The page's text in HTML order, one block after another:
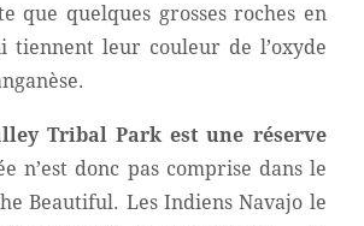
que quelques grosses roches en
tiennent leur couleur de l’oxyde
Tribal Park est une réserve
n’est donc pas comprise dans le
Beautiful. Les Indiens Navajo le